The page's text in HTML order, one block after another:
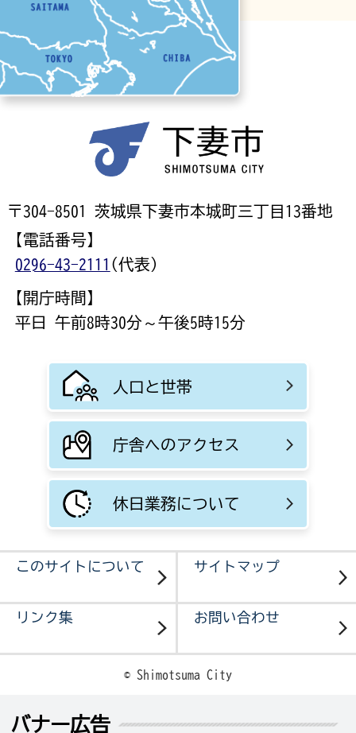
〒304-8501 茨城県下妻市本城町三丁目13番地
【電話番号】
0296-43-2111 (代表)
【開庁時間】
平日 午前8時30分～午後5時15分
人口と世帯
庁舎へのアクセス
休日業務について
このサイトについて サイトマップ
リンク集 お問い合わせ
© Shimotsuma City
バナー広告